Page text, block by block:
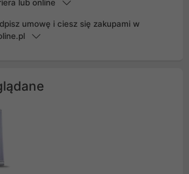
lub online
umowę i ciesz się zakupami w